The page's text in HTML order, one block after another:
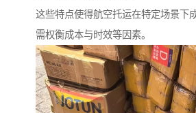
这些特点使得航空托运在特定场景下
需权衡成本与时效等因素。